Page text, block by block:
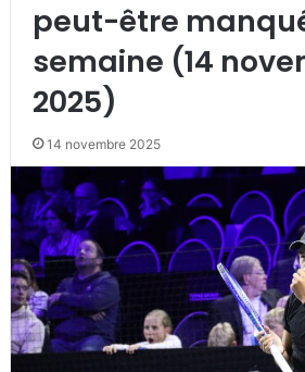
peut-être
semaine (14
2025)
14 novembre 2025